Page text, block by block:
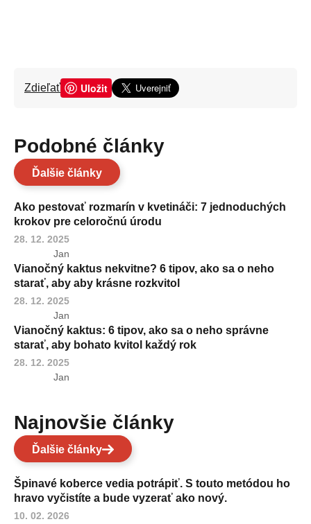
Zdieľať Uložit
Podobné články
Ďalšie články
Ako pestovať rozmarín v kvetináči: 7 jednoduchých
krokov pre celoročnú úrodu
28. 12. 2025
Jan
Vianočný kaktus nekvitne? 6 tipov, ako sa o neho
starať, aby aby krásne rozkvitol
28. 12. 2025
Jan
Vianočný kaktus: 6 tipov, ako sa o neho správne
starať, aby bohato kvitol každý rok
28. 12. 2025
Jan
Najnovšie články
Ďalšie články
Špinavé koberce vedia potrápiť. S touto metódou ho
hravo vyčistíte a bude vyzerať ako nový.
10. 02. 2026